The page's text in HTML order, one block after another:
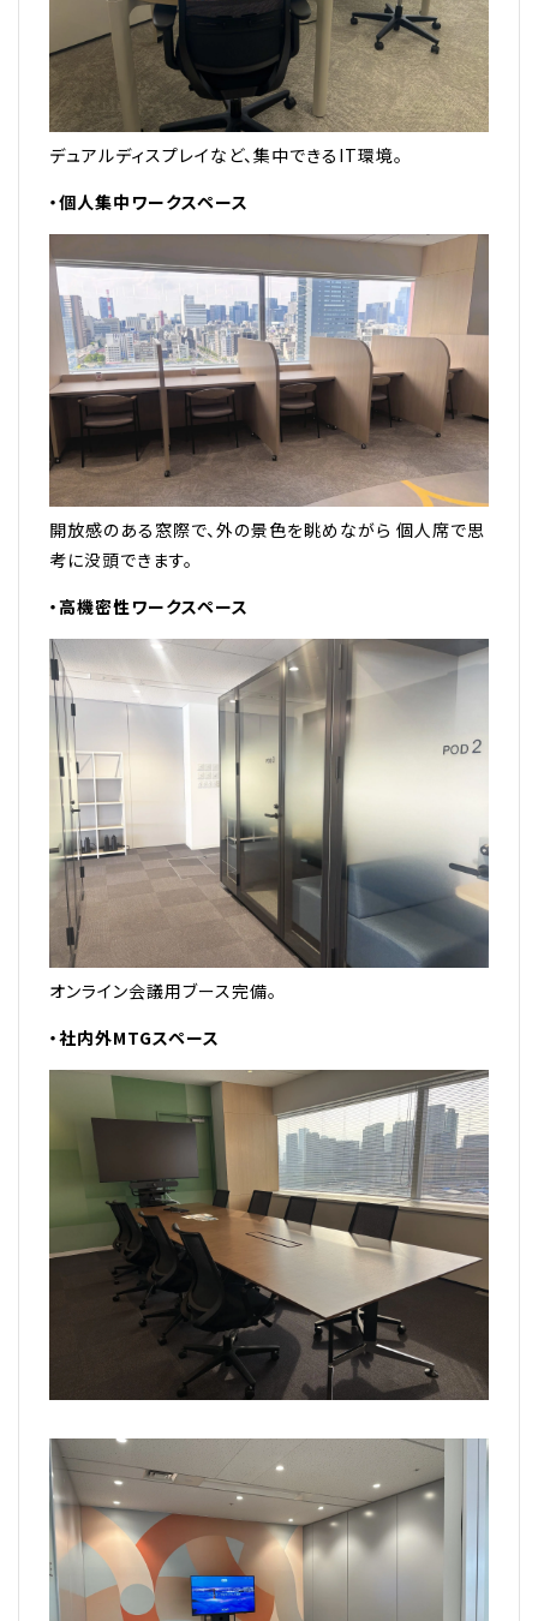
デュアルディスプレイなど、集中できるIT環境。
・個人集中ワークスペース
開放感のある窓際で、外の景色を眺めながら 個人席で思
考に没頭できます。
・高機密性ワークスペース
オンライン会議用ブース完備。
・社内外MTGスペース